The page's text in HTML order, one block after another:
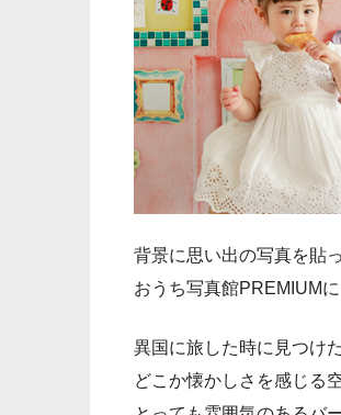
背景に思い出の写真を貼
おうち写真館PREMIUM
異国に旅した時に見つけ
どこか懐かしさを感じる